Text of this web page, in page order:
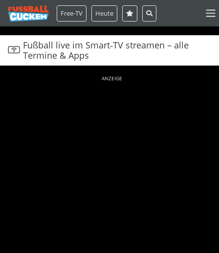
Free-TV Heute
Fußball live im Smart‑TV streamen – alle
Termine & Apps
ANZEIGE